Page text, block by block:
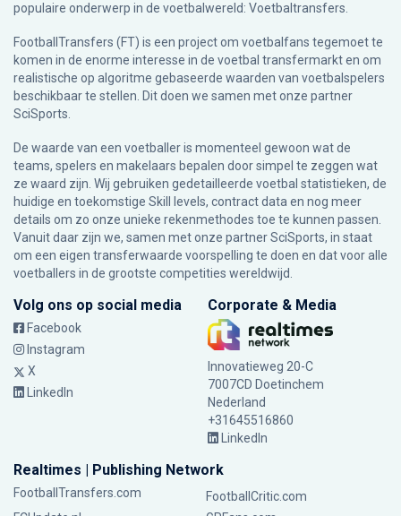
populaire onderwerp in de voetbalwereld: Voetbaltransfers.
FootballTransfers (FT) is een project om voetbalfans tegemoet te
komen in de enorme interesse in de voetbal transfermarkt en om
realistische op algoritme gebaseerde waarden van voetbalspelers
beschikbaar te stellen. Dit doen we samen met onze partner
SciSports
De waarde van een voetballer is momenteel gewoon wat de
teams, spelers en makelaars bepalen door simpel te zeggen wat
ze waard zijn. Wij gebruiken gedetailleerde voetbal statistieken, de
huidige en toekomstige Skill levels, contract data en nog meer
details om zo onze unieke rekenmethodes toe te kunnen passen.
Vanuit daar zijn we, samen met onze partner SciSports, in staat
om een eigen transferwaarde voorspelling te doen en dat voor alle
voetballers in de grootste competities wereldwijd.
Volg ons op social media
Facebook
Instagram
X
LinkedIn
Corporate & Media
Innovatieweg 20-C
7007CD Doetinchem
Nederland
+31645516860
LinkedIn
Realtimes | Publishing Network
FootballTransfers.com
FootballCritic.com